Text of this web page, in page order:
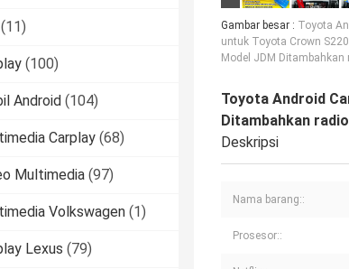
(11)
(100)
Android (104)
Carplay (68)
Multimedia (97)
Volkswagen (1)
Lexus (79)
Gambar besar : Toyota
untuk Toyota Crown
Model JDM Ditambahkan
Toyota Android
Ditambahkan
Deskripsi
Nama barang::
Prosesor::